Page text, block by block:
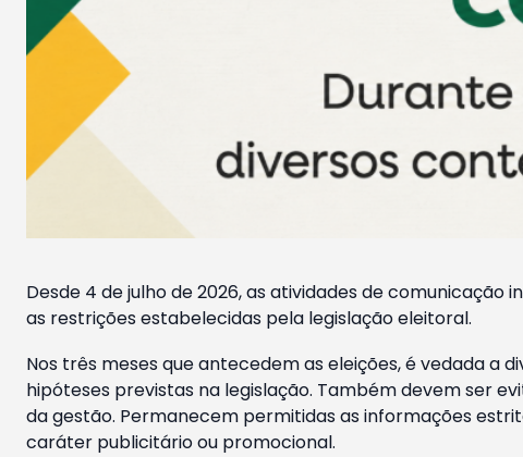
Desde 4 de julho de 2026, as atividades de
as restrições estabelecidas pela legislação eleitoral.
Nos três meses que antecedem as eleições, é vedada a
hipóteses previstas na legislação. Também devem ser
da gestão. Permanecem permitidas as informações
caráter publicitário ou promocional.